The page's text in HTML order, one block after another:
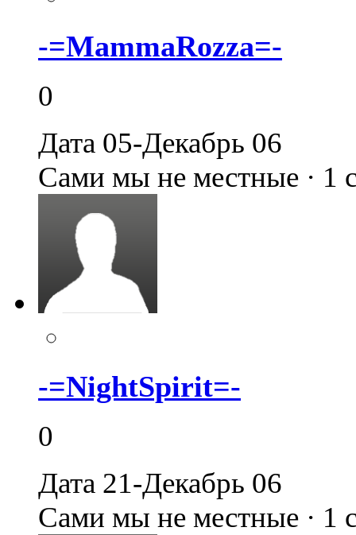
-=MammaRozza=-
0
Дата 05-Декабрь 06
Сами мы не местные · 1
-=NightSpirit=-
0
Дата 21-Декабрь 06
Сами мы не местные · 1